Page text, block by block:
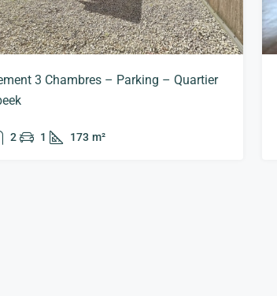
3 Chambres – Parking – Quartier
2 1 173 m²